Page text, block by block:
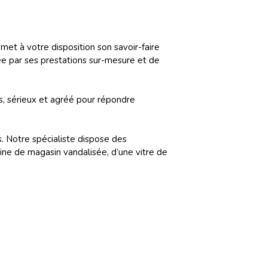
à votre disposition son savoir-faire
par ses prestations sur-mesure et de
sérieux et agréé pour répondre
Notre spécialiste dispose des
de magasin vandalisée, d’une vitre de